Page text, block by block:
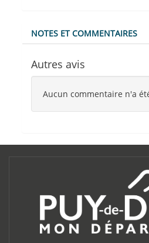
NOTES ET COMMENTAIRES
Autres avis
Aucun commentaire n'a